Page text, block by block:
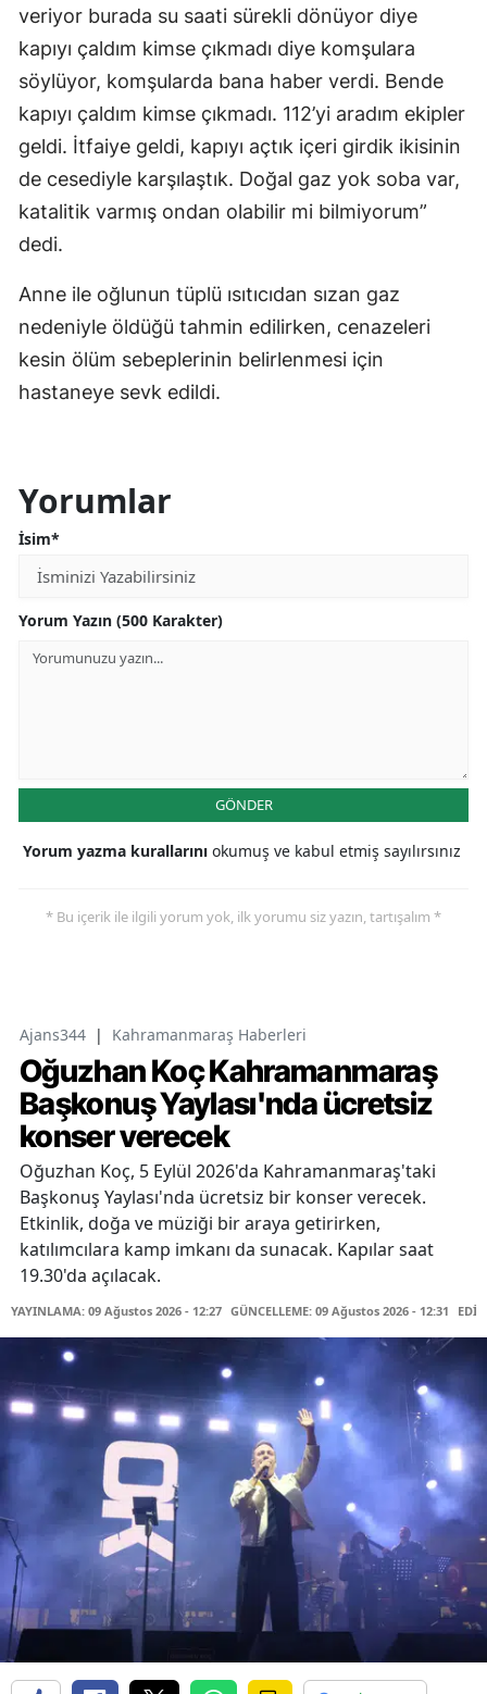
veriyor burada su saati sürekli dönüyor diye
kapıyı çaldım kimse çıkmadı diye komşulara
söylüyor, komşularda bana haber verdi. Bende
kapıyı çaldım kimse çıkmadı. 112’yi aradım ekipler
geldi. İtfaiye geldi, kapıyı açtık içeri girdik ikisinin
de cesediyle karşılaştık. Doğal gaz yok soba var,
katalitik varmış ondan olabilir mi bilmiyorum”
dedi.
Anne ile oğlunun tüplü ısıtıcıdan sızan gaz
nedeniyle öldüğü tahmin edilirken, cenazeleri
kesin ölüm sebeplerinin belirlenmesi için
hastaneye sevk edildi.
Yorumlar
İsim*
Yorum Yazın (500 Karakter)
GÖNDER
Yorum yazma kurallarını okumuş ve kabul etmiş sayılırsınız
* Bu içerik ile ilgili yorum yok, ilk yorumu siz yazın, tartışalım *
Ajans344 | Kahramanmaraş Haberleri
Oğuzhan Koç Kahramanmaraş
Başkonuş Yaylası'nda ücretsiz
konser verecek
Oğuzhan Koç, 5 Eylül 2026'da Kahramanmaraş'taki
Başkonuş Yaylası'nda ücretsiz bir konser verecek.
Etkinlik, doğa ve müziği bir araya getirirken,
katılımcılara kamp imkanı da sunacak. Kapılar saat
19.30'da açılacak.
YAYINLAMA: 09 Ağustos 2026 - 12:27 GÜNCELLEME: 09 Ağustos 2026 - 12:31